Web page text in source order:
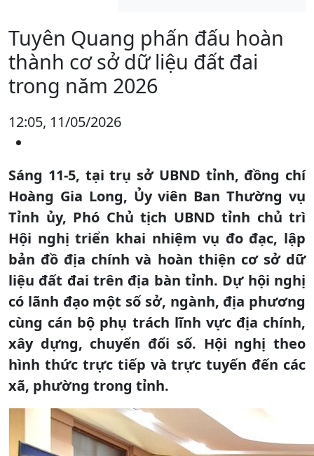
Tuyên Quang phấn đấu hoàn
thành cơ sở dữ liệu đất đai
trong năm 2026
12:05, 11/05/2026
Sáng 11-5, tại trụ sở UBND tỉnh, đồng chí
Hoàng Gia Long, Ủy viên Ban Thường vụ
Tỉnh ủy, Phó Chủ tịch UBND tỉnh chủ trì
Hội nghị triển khai nhiệm vụ đo đạc, lập
bản đồ địa chính và hoàn thiện cơ sở dữ
liệu đất đai trên địa bàn tỉnh. Dự hội nghị
có lãnh đạo một số sở, ngành, địa phương
cùng cán bộ phụ trách lĩnh vực địa chính,
xây dựng, chuyển đổi số. Hội nghị theo
hình thức trực tiếp và trực tuyến đến các
xã, phường trong tỉnh.